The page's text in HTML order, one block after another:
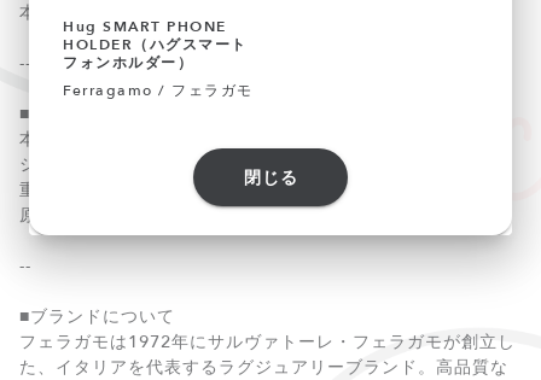
本体：カーフレザー
--
■仕様
本体サイズ：W160mm × H200mm × D60mm
ショルダー長さ：（最短）1,040mm、（最長）1,160mm
重さ：約280ｇ
原産国：イタリア
--
■ブランドについて
フェラガモは1972年にサルヴァトーレ・フェラガモが創立し
た、イタリアを代表するラグジュアリーブランド。高品質な
Hug SMART PHONE
HOLDER（ハグスマート
フォンホルダー）
Ferragamo / フェラガモ
閉じる